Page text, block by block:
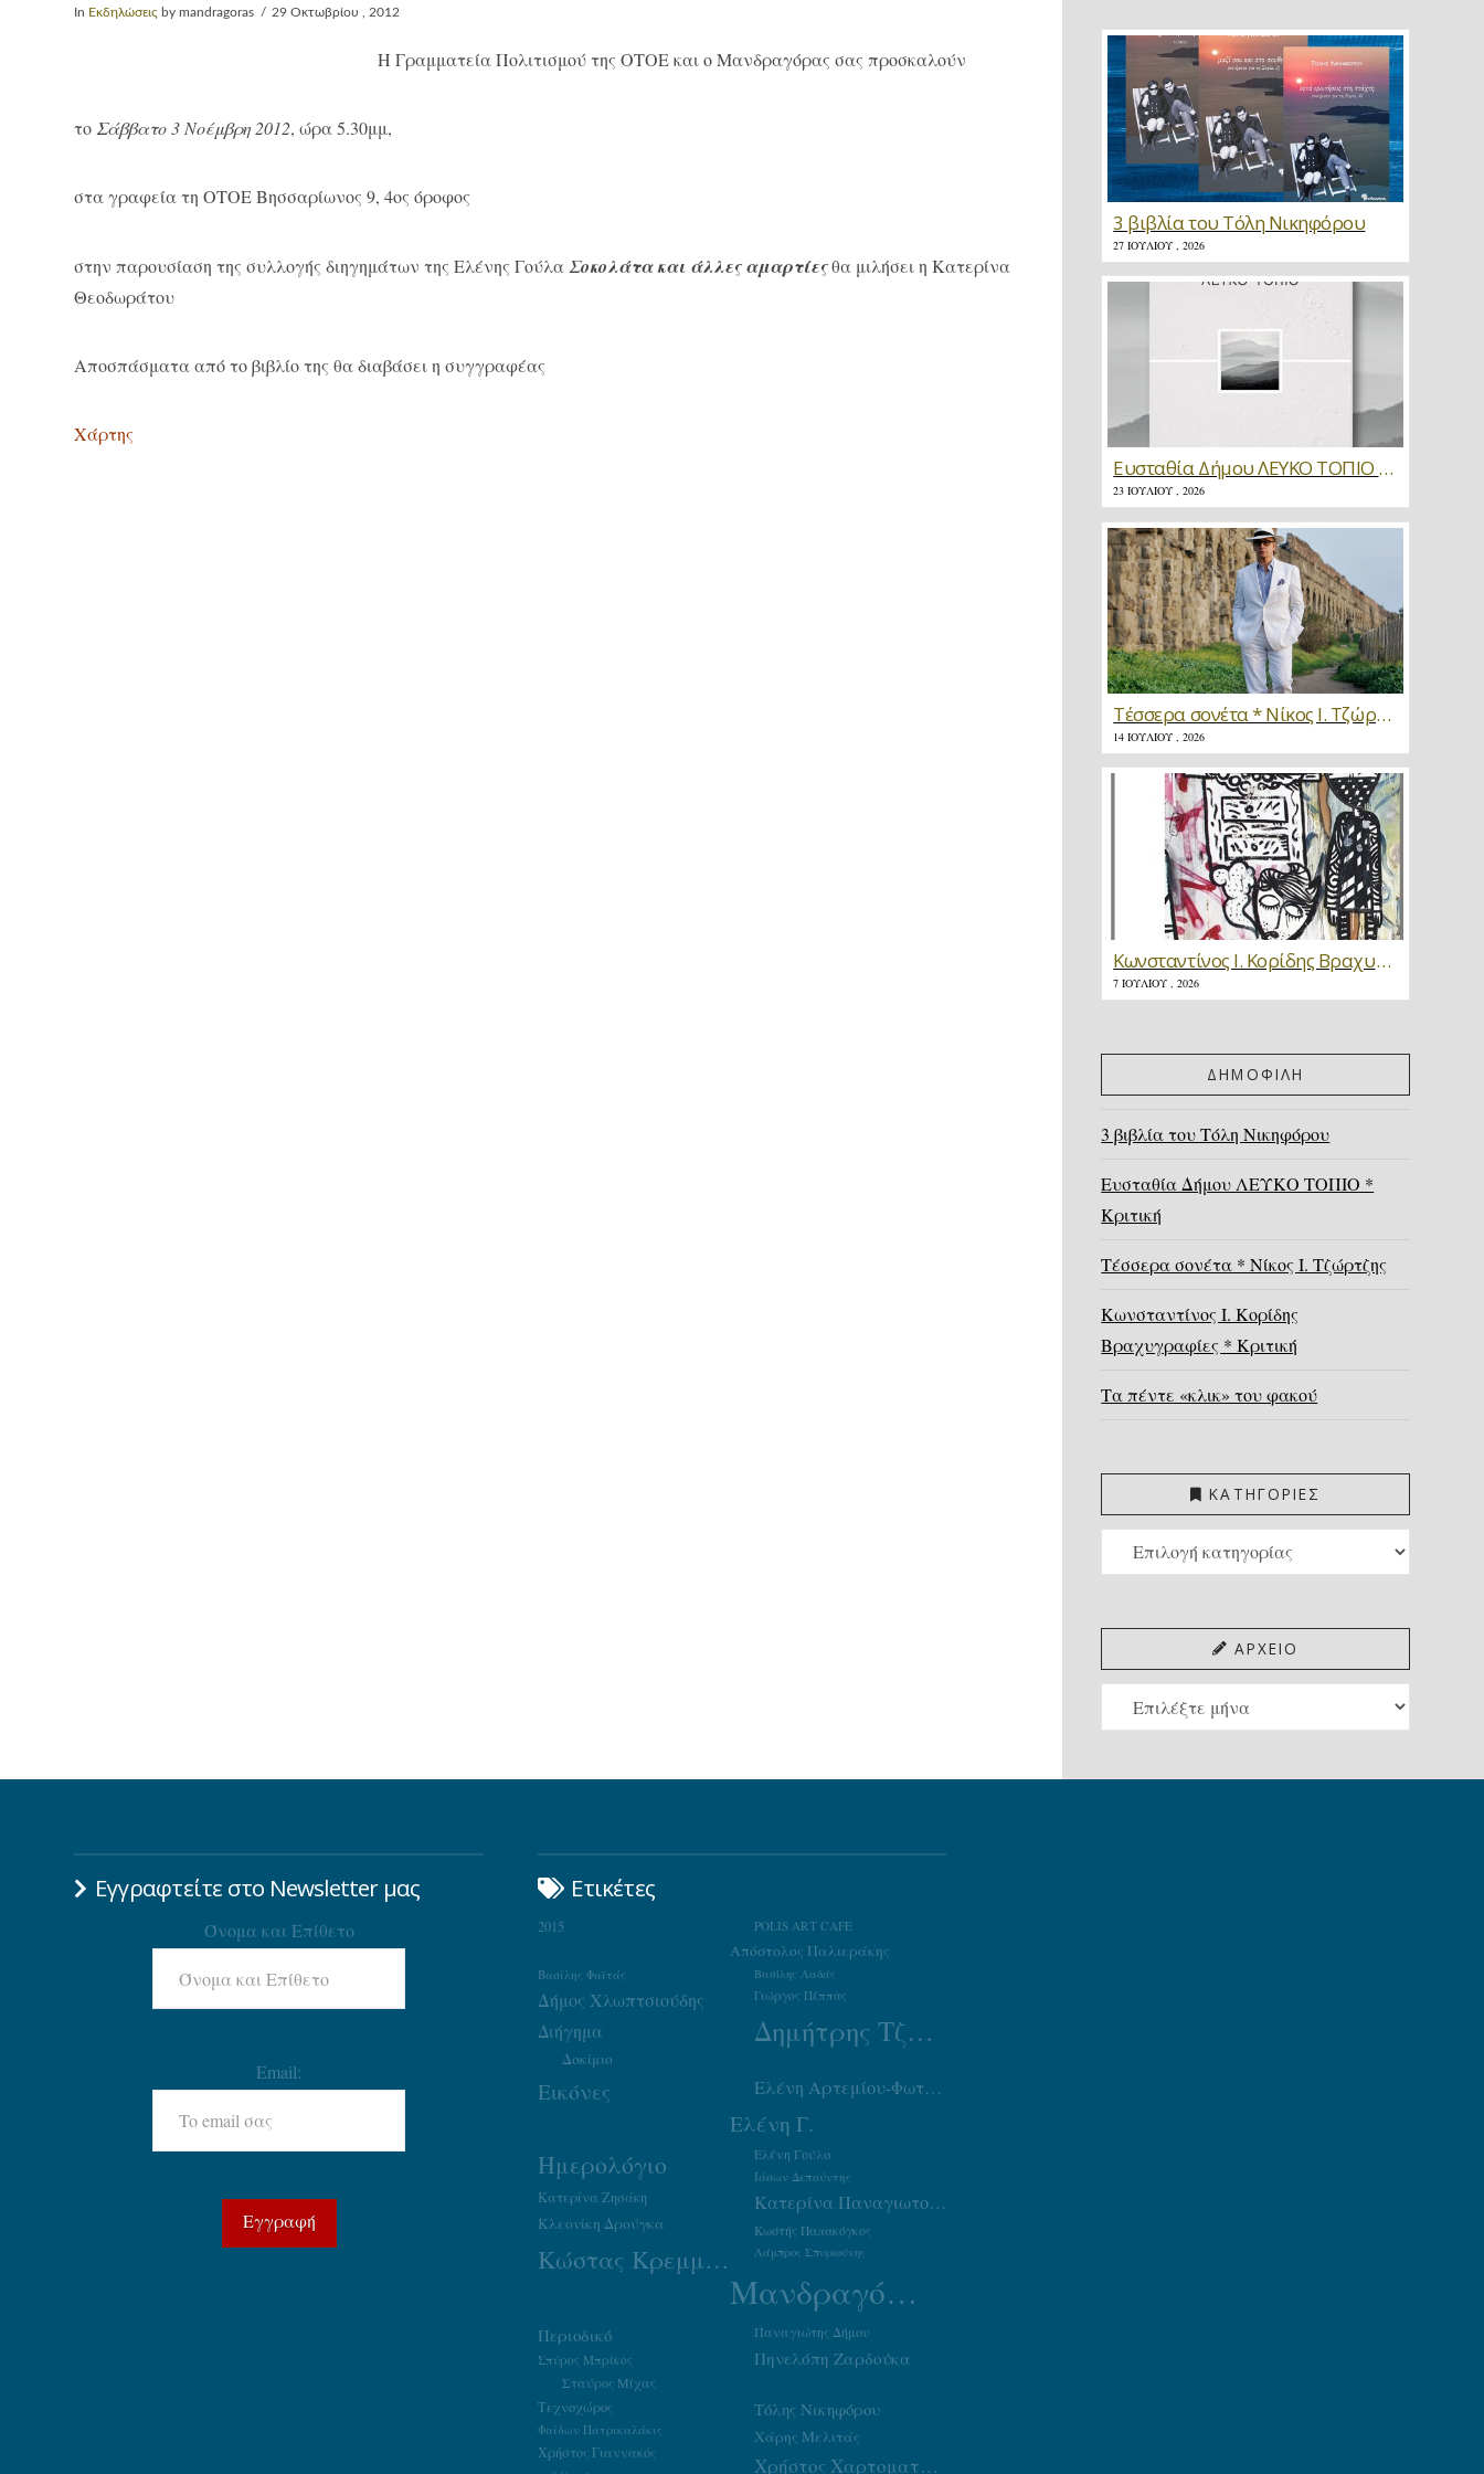
In Εκδηλώσεις by mandragoras 29 Οκτωβρίου , 2012
Η Γραμματεία Πολιτισμού της ΟΤΟΕ και ο Μανδραγόρας σας προσκαλούν
το Σάββατο 3 Νοέμβρη 2012, ώρα 5.30μμ,
στα γραφεία τη ΟΤΟΕ Βησσαρίωνος 9, 4ος όροφος
στην παρουσίαση της συλλογής διηγημάτων της Ελένης Γούλα Σοκολάτα και άλλες αμαρτίεςθα μιλήσει η Κατερίνα
Θεοδωράτου
Αποσπάσματα από το βιβλίο της θα διαβάσει η συγγραφέας
Χάρτης
3 βιβλία του Τόλη Νικηφόρου
27 ΙΟΥΛΊΟΥ , 2026
Ευσταθία Δήμου ΛΕΥΚΟ ΤΟΠΙΟ * Κριτική
23 ΙΟΥΛΊΟΥ , 2026
Τέσσερα σονέτα * Νίκος Ι. Τζώρτζης
14 ΙΟΥΛΊΟΥ , 2026
Κωνσταντίνος Ι. Κορίδης Βραχυγραφίες * Κριτική
7 ΙΟΥΛΊΟΥ , 2026
ΔΗΜΟΦΙΛΗ
3 βιβλία του Τόλη Νικηφόρου
Ευσταθία Δήμου ΛΕΥΚΟ ΤΟΠΙΟ *
Κριτική
Τέσσερα σονέτα * Νίκος Ι. Τζώρτζης
Κωνσταντίνος Ι. Κορίδης
Βραχυγραφίες * Κριτική
Τα πέντε «κλικ» του φακού
ΚΑΤΗΓΟΡΙΕΣ
ΚΑΤΗΓΟΡΙΕΣ
ΑΡΧΕΙΟ
ΑΡΧΕΙΟ
Εγγραφτείτε στο Newsletter μας
Όνομα και Επίθετο
Email:
Ετικέτες
2015 POLIS ART CAFE
Απόστολος Παλιεράκης
Βασίλης Λαδάς
Βασίλης Φαϊτάς
Γιώργος Πέππας
Δήμος Χλωπτσιούδης
Δημήτρης Τζουμάκας
Διήγημα
Δοκίμιο
Εικόνες Ελένη Αρτεμίου-Φωτιάδου
Ελένη Γ.
Ελένη Γούλα
Ημερολόγιο Ιάσων Δεπούντης
Κατερίνα Ζησάκη Κατερίνα Παναγιωτοπούλου
Κλεονίκη Δρούγκα Κωστής Παπακόγκος
Κώστας Κρεμμύδας Λάμπρος Σπυριούνης
Μανδραγόρας
Παναγιώτης Δήμου
Περιοδικό
Πηνελόπη Ζαρδούκα
Σπύρος Μπρίκος
Σταύρος Μίχας
Τεχνοχώρος
Τόλης Νικηφόρου
Φαίδων Πατρικαλάκις Χάρης Μελιτάς
Χρήστος Γιαννακός
Χρήστος Χαρτοματσίδης